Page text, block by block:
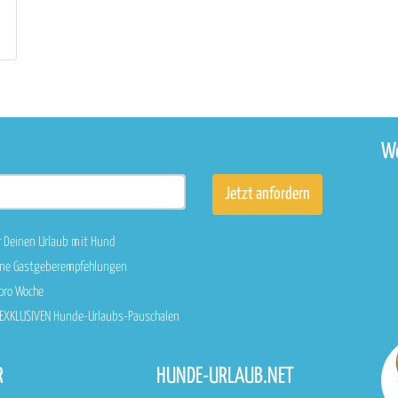
Deinen Urlaub mit Hund
Gastgeberempfehlungen
Woche
Hunde-Urlaubs-Pauschalen
HUNDE-URLAUB.NET